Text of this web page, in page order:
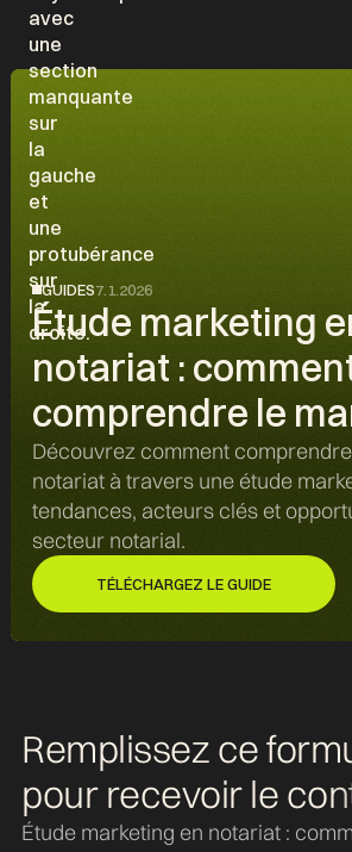
GUIDES7.1.2026
Étude marketing
notariat :
comprendre le
Découvrez comment
notariat à travers une étude
tendances, acteurs clés et
secteur notarial.
TÉLÉCHARGEZ LE GUIDE
Remplissez ce
pour recevoir le
Étude marketing en notariat :